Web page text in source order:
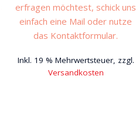
erfragen möchtest, schick uns
einfach eine Mail oder nutze
das Kontaktformular.
Inkl. 19 % Mehrwertsteuer, zzgl.
Versandkosten